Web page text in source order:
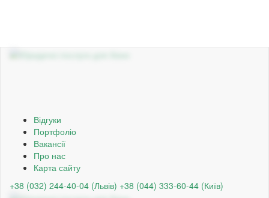
Відгуки
Портфоліо
Вакансії
Про нас
Карта сайту
+38 (032) 244-40-04 (Львів) +38 (044) 333-60-44 (Київ)